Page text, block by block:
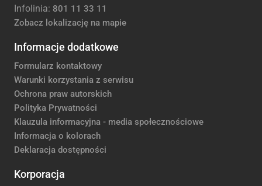
Infolinia: 801 11 33 11
Zobacz lokalizację na mapie
Informacje dodatkowe
Formularz kontaktowy
Warunki korzystania z serwisu
Ochrona praw autorskich
Polityka Prywatności
Klauzula informacyjna - media społecznościowe
Informacja o kolorach
Deklaracja dostępności
Korporacja